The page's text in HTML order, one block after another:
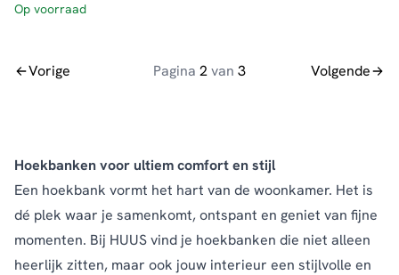
Op voorraad
Vorige Pagina 2van 3 Volgende
Hoekbanken voor ultiem comfort en stijl
Een hoekbank vormt het hart van de woonkamer. Het is
dé plek waar je samenkomt, ontspant en geniet van fijne
momenten. Bij HUUS vind je hoekbanken die niet alleen
heerlijk zitten, maar ook jouw interieur een stijlvolle en